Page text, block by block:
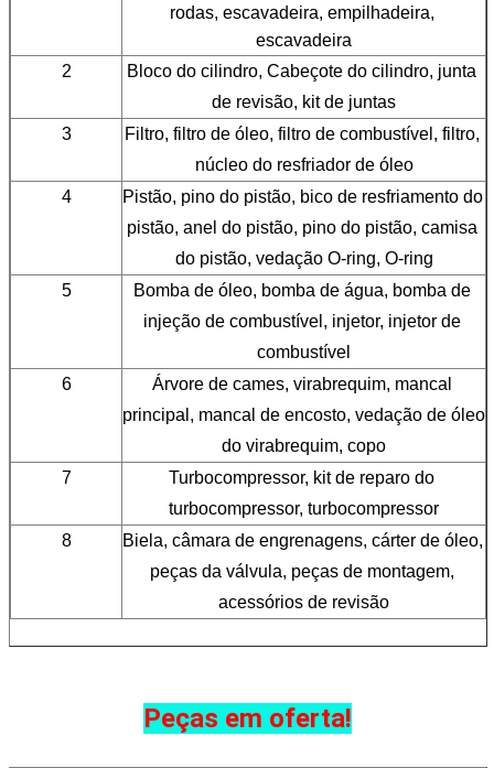
rodas, escavadeira, empilhadeira,
escavadeira
2
Bloco do cilindro, Cabeçote do cilindro, junta
de revisão, kit de juntas
3
Filtro, filtro de óleo, filtro de combustível, filtro,
núcleo do resfriador de óleo
4
Pistão, pino do pistão, bico de resfriamento do
pistão, anel do pistão, pino do pistão, camisa
do pistão, vedação O-ring, O-ring
5
Bomba de óleo, bomba de água, bomba de
injeção de combustível, injetor, injetor de
combustível
6
Árvore de cames, virabrequim, mancal
principal, mancal de encosto, vedação de óleo
do virabrequim, copo
7
Turbocompressor, kit de reparo do
turbocompressor, turbocompressor
8
Biela, câmara de engrenagens, cárter de óleo,
peças da válvula, peças de montagem,
acessórios de revisão
Peças em oferta!